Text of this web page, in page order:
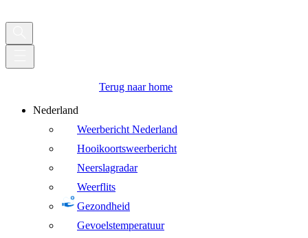
Terug naar home
Nederland
Weerbericht Nederland
Hooikoortsweerbericht
Neerslagradar
Weerflits
Gezondheid
Gevoelstemperatuur